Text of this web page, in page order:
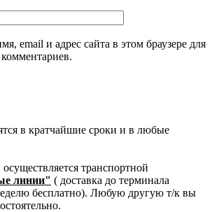
email и адрес сайта в этом браузере для
в кратчайшие сроки и в любые
транспортной
линии" ( доставка до терминала
бесплатно). Любую другую т/к вы